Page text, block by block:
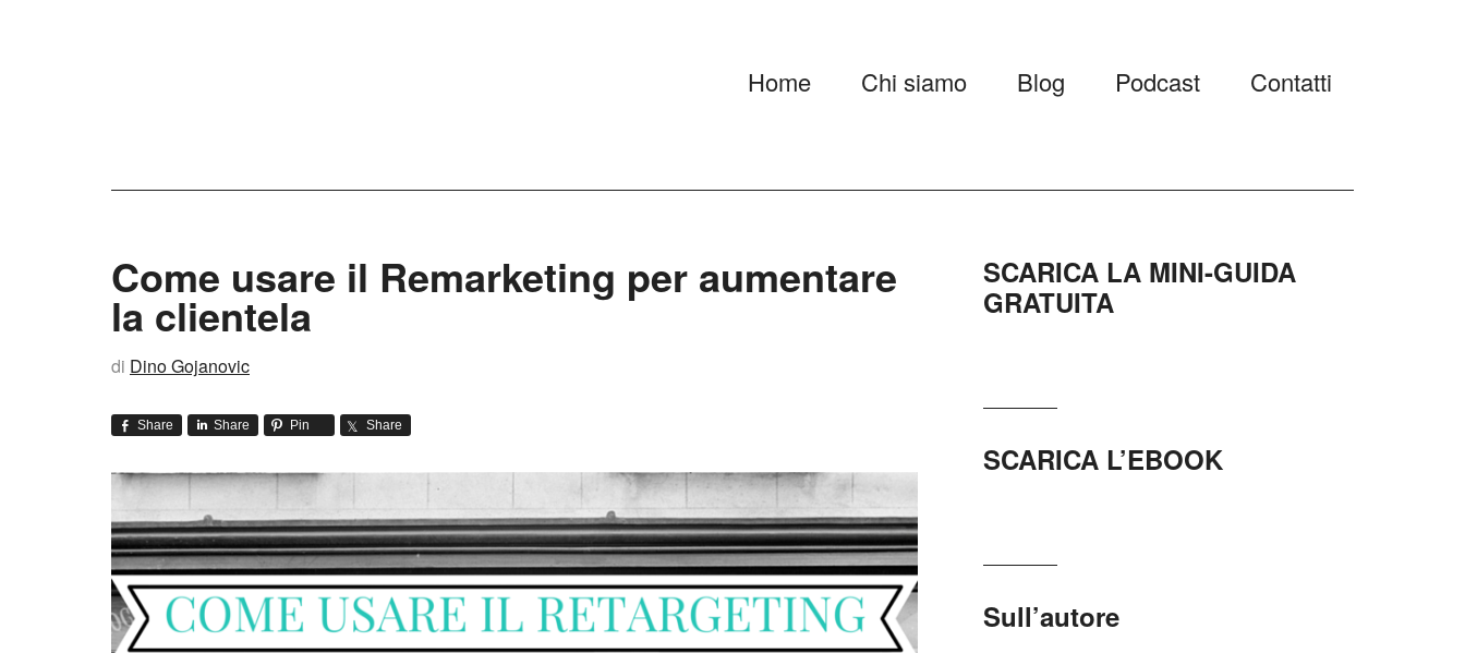
Home Chi siamo Blog Podcast Contatti
Come usare il Remarketing per aumentare
la clientela
di Dino Gojanovic
Share Share Pin Share
SCARICA LA MINI-GUIDA
GRATUITA
SCARICA L’EBOOK
Sull’autore